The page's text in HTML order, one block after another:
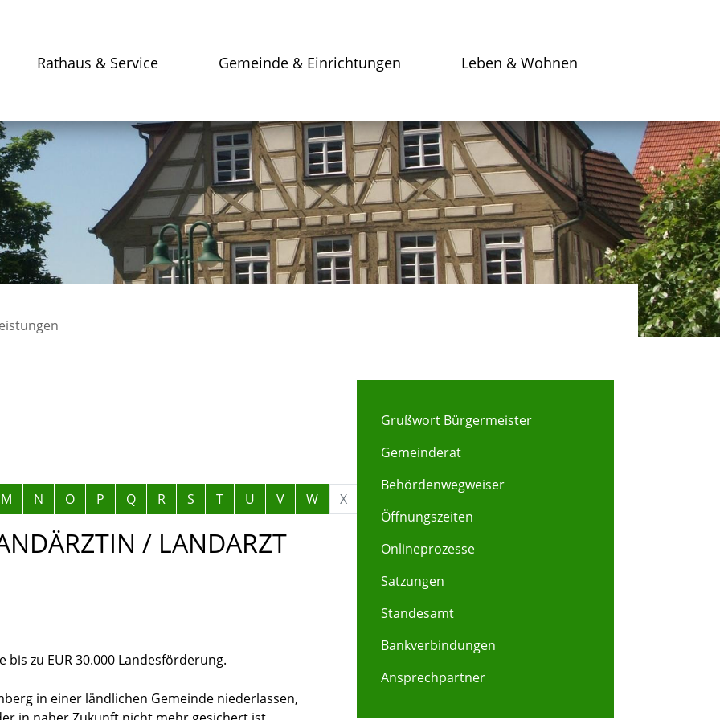
Rathaus & Service Gemeinde & Einrichtungen Leben & Wohnen
M N O P Q R S T U V W X
/ LANDARZT
zu EUR 30.000 Landesförderung.
in einer ländlichen Gemeinde niederlassen,
Grußwort Bürgermeister
Gemeinderat
Behördenwegweiser
Öffnungszeiten
Onlineprozesse
Satzungen
Standesamt
Bankverbindungen
Ansprechpartner